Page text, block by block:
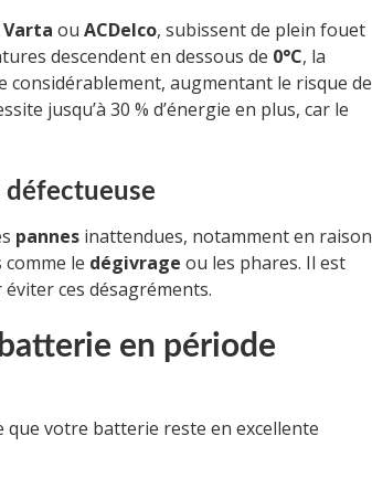
Varta ou ACDelco, subissent de plein fouet
descendent en dessous de 0°C, la
considérablement, augmentant le risque de
jusqu’à 30 % d’énergie en plus, car le
défectueuse
pannes inattendues, notamment en raison
comme le dégivrage ou les phares. Il est
ces désagréments.
en période
votre batterie reste en excellente